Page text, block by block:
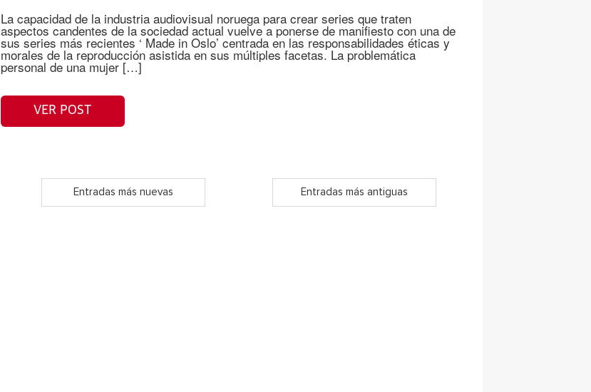
La capacidad de la industria audiovisual noruega para crear series que traten
aspectos candentes de la sociedad actual vuelve a ponerse de manifiesto con una de
sus series más recientes ‘ Made in Oslo’ centrada en las responsabilidades éticas y
morales de la reproducción asistida en sus múltiples facetas. La problemática
personal de una mujer […]
VER POST
Entradas más nuevas Entradas más antiguas